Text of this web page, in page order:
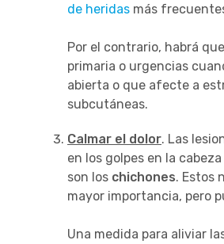
de heridas más
Por el contrario, habrá
primaria o urgencias
abierta o que afecte a
subcutáneas.
Calmar el dolor. Las
en los golpes en la
son los chichones. Estos
mayor importancia, pero
Una medida para aliviar